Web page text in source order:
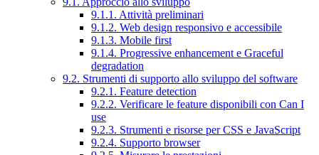
9.1.1. Attività preliminari
9.1.2. Web design responsivo e accessibile
9.1.3. Mobile first
9.1.4. Progressive enhancement e Graceful
degradation
9.2. Strumenti di supporto allo sviluppo del software
9.2.1. Feature detection
9.2.2. Verificare le feature disponibili con Can I
use
9.2.3. Strumenti e risorse per CSS e JavaScript
9.2.4. Supporto browser